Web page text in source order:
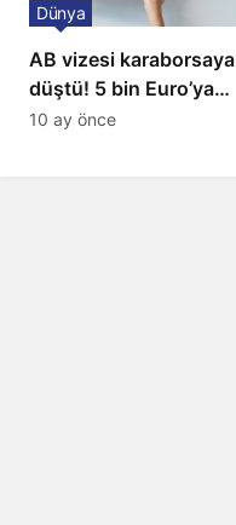
AB vizesi karaborsaya
düştü! 5 bin Euro’ya
varan fiyatlarla
Dünya
10 ay önce